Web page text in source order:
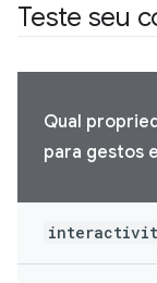
Teste seu
Qual
para gestos